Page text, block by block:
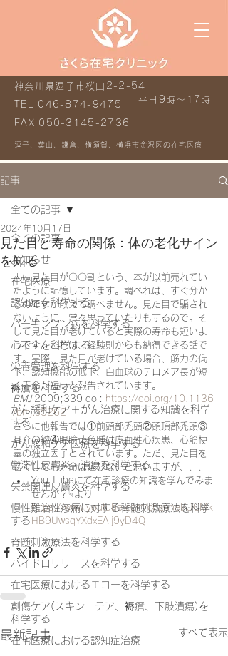
平日9時～17時
神奈川県逗子市桜山2-2-54
TEL 046-874-9475
FAX 050-3145-2736
逗子、葉山、鎌倉、横須賀、横浜市金沢区の在宅医療
記事
全ての記事
お知らせ
在宅医療
認知症を科学する
パーキンソン病を科学する
心不全を科学する
栄養管理を科学する
褥瘡を科学する
がん緩和ケア＋がん治療に関する知識を科学
する
がん緩和ケア医療を科学する
鬱滞性皮膚炎・潰瘍を科学する
失禁関連皮膚炎を科学する
慢性難治性疼痛に対する脊髄刺激療法を科学
する
脊髄刺激療法を科学する
ハイドロリリースを科学する
在宅医療におけるエコーを科学する
創傷ケア(スキン テア、褥瘡、下肢潰瘍)を
科学する
在宅医療における認知症治療
全ての記事
見た目と寿命の関係：体の老化サイン
を知る
2024年10月17日
人は見た目が〇〇割という、本が以前売れてい
たように記憶しています。調べれば、すぐ分か
るのですが敢えて調べません。見た目で騙され
ないように、常々思っていたりもするので。そ
して見た目が老けていると実際の寿命も短いよ
うです。これは、経験則からも納得できる話で
す。実際、見た目が老けている場合、筋力の低
下、認知機能の低下、白血球のテロメア長が短
く寿命が短いと報告されています。
BMJ 2009;339 doi: https://doi.org/10.1136
/bmj.b5262
さらに他報告では①前頭部禿頭②頭頂部禿頭③
耳介の皺④眼瞼黄色腫は虚血性心疾患、心筋梗
塞の独立因子とされています。ただ、見た目を
若くしても寿命は延びないと思いますが、、、
You Tubeにて在宅診療の知識を学んでみま
せんか？☟より
https://www.youtube.com/channel/UCMk
HB9UwsqYXdxEAij9yD4Q
最新記事 すべて表示